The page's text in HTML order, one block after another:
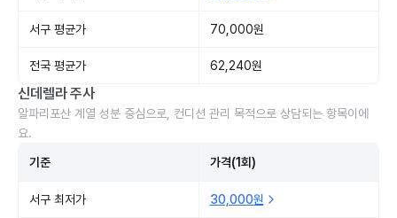
서구 평균가 70,000원
전국 평균가 62,240원
신데렐라 주사
알파리포산 계열 성분 중심으로, 컨디션 관리 목적으로 상담되는 항목이에
요.
기준 가격(1회)
서구 최저가 30,000원